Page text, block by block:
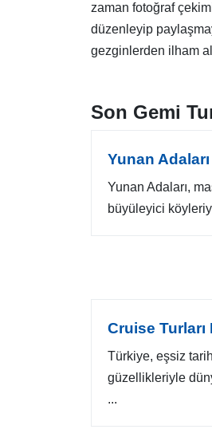
zaman fotoğraf
düzenleyip
gezginlerden ilham
Son Gemi
Yunan
Yunan Adaları,
büyüleyici
Cruise Turları
Türkiye, eşsiz
güzellikleriyle
...